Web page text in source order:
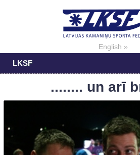
English »
LKSF
........ un arī